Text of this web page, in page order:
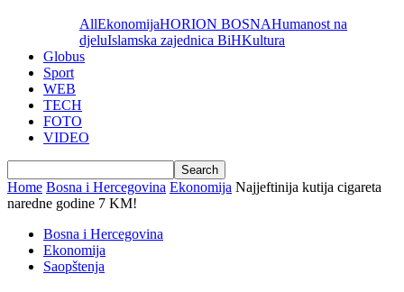
AllEkonomijaHORION BOSNAHumanost na
djeluIslamska zajednica BiHKultura
Globus
Sport
WEB
TECH
FOTO
VIDEO
Home Bosna i Hercegovina Ekonomija Najjeftinija kutija cigareta
naredne godine 7 KM!
Bosna i Hercegovina
Ekonomija
Saopštenja